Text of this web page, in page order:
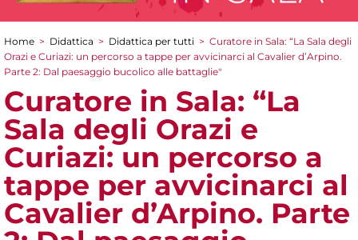
Tu sei qui
Home > Didattica > Didattica per tutti > Curatore in Sala: “La Sala degli
Orazi e Curiazi: un percorso a tappe per avvicinarci al Cavalier d’Arpino.
Parte 2: Dal paesaggio bucolico alle battaglie"
Curatore in Sala: “La
Sala degli Orazi e
Curiazi: un percorso a
tappe per avvicinarci al
Cavalier d’Arpino. Parte